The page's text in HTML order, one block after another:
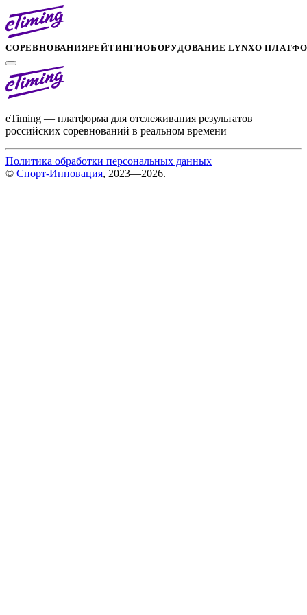
СОРЕВНОВАНИЯРЕЙТИНГИОБОРУДОВАНИЕ LYNXО
eTiming — платформа для отслеживания результатов
российских соревнований в реальном времени
Политика обработки персональных данных
© Спорт-Инновация, 2023—2026.